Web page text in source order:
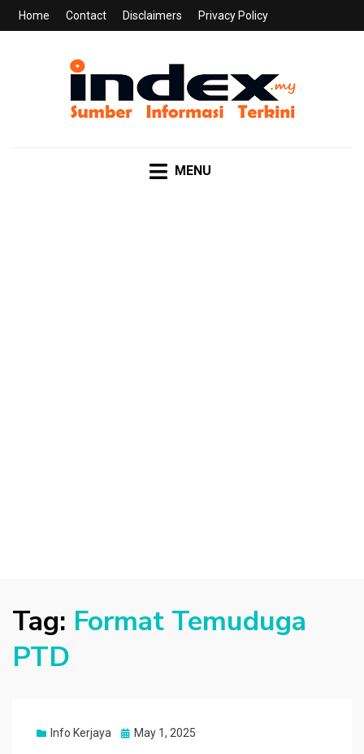
Home Contact Disclaimers Privacy Policy
MENU
Tag: Format Temuduga
PTD
Info Kerjaya
Posted
May 1, 2025